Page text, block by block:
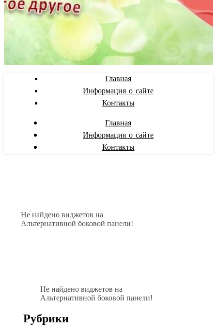
Главная
Информация о сайте
Контакты
Главная
Информация о сайте
Контакты
Не найдено виджетов на
Альтернативной боковой панели!
Не найдено виджетов на
Альтернативной боковой панели!
Рубрики